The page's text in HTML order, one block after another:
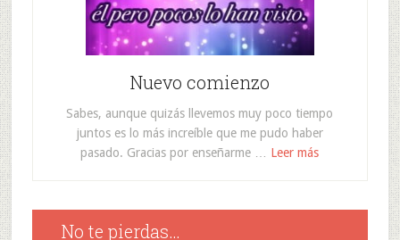
Nuevo comienzo
Sabes, aunque quizás llevemos muy poco tiempo
juntos es lo más increíble que me pudo haber
pasado. Gracias por enseñarme … Leer más
No te pierdas…